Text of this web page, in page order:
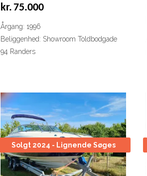
kr.75.000
Årgang: 1996
Beliggenhed: Showroom Toldbodgade
94 Randers
Solgt 2024 - Lignende Søges